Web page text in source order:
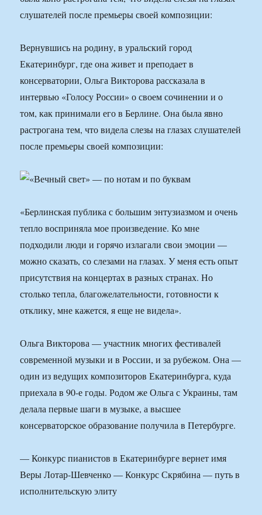
слушателей после премьеры своей композиции:
Вернувшись на родину, в уральский город
Екатеринбург, где она живет и преподает в
консерватории, Ольга Викторова рассказала в
интервью «Голосу России» о своем сочинении и о
том, как принимали его в Берлине. Она была явно
растрогана тем, что видела слезы на глазах слушателей
после премьеры своей композиции:
«Берлинская публика с большим энтузиазмом и очень
тепло восприняла мое произведение. Ко мне
подходили люди и горячо излагали свои эмоции —
можно сказать, со слезами на глазах. У меня есть опыт
присутствия на концертах в разных странах. Но
столько тепла, благожелательности, готовности к
отклику, мне кажется, я еще не видела».
Ольга Викторова — участник многих фестивалей
современной музыки и в России, и за рубежом. Она —
один из ведущих композиторов Екатеринбурга, куда
приехала в 90-е годы. Родом же Ольга с Украины, там
делала первые шаги в музыке, а высшее
консерваторское образование получила в Петербурге.
— Конкурс пианистов в Екатеринбурге вернет имя
Веры Лотар-Шевченко — Конкурс Скрябина — путь в
исполнительскую элиту